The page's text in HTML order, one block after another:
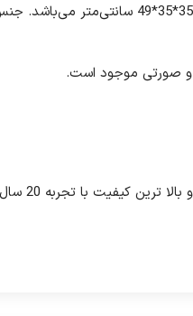
این صندلی دارای تحمل وزن تا 60 کیلوگرم, در
و صورتی موجود است.
این مجموعه